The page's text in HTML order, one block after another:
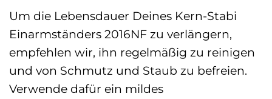
Um die Lebensdauer Deines Kern-Stabi
Einarmständers 2016NF zu verlängern,
empfehlen wir, ihn regelmäßig zu reinigen
und von Schmutz und Staub zu befreien.
Verwende dafür ein mildes